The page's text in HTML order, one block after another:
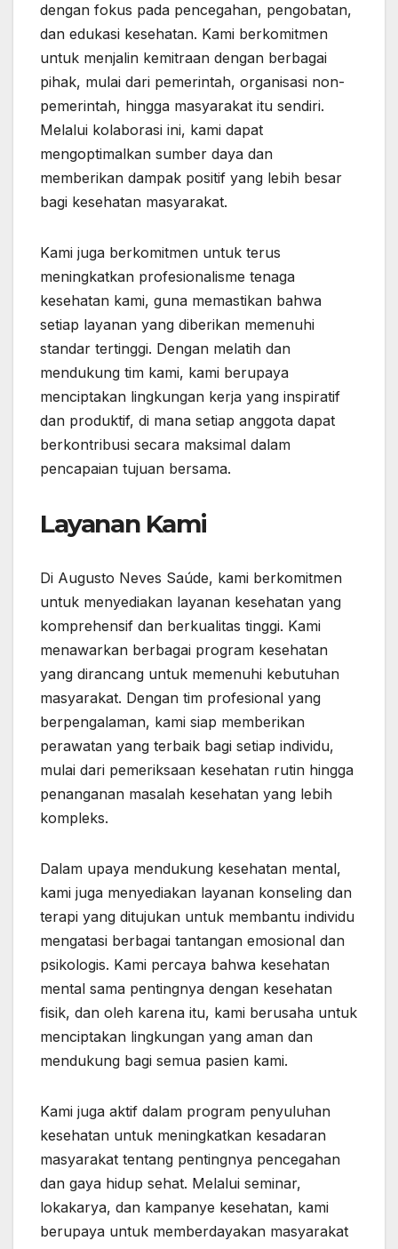
dengan fokus pada pencegahan, pengobatan,
dan edukasi kesehatan. Kami berkomitmen
untuk menjalin kemitraan dengan berbagai
pihak, mulai dari pemerintah, organisasi non-
pemerintah, hingga masyarakat itu sendiri.
Melalui kolaborasi ini, kami dapat
mengoptimalkan sumber daya dan
memberikan dampak positif yang lebih besar
bagi kesehatan masyarakat.
Kami juga berkomitmen untuk terus
meningkatkan profesionalisme tenaga
kesehatan kami, guna memastikan bahwa
setiap layanan yang diberikan memenuhi
standar tertinggi. Dengan melatih dan
mendukung tim kami, kami berupaya
menciptakan lingkungan kerja yang inspiratif
dan produktif, di mana setiap anggota dapat
berkontribusi secara maksimal dalam
pencapaian tujuan bersama.
Layanan Kami
Di Augusto Neves Saúde, kami berkomitmen
untuk menyediakan layanan kesehatan yang
komprehensif dan berkualitas tinggi. Kami
menawarkan berbagai program kesehatan
yang dirancang untuk memenuhi kebutuhan
masyarakat. Dengan tim profesional yang
berpengalaman, kami siap memberikan
perawatan yang terbaik bagi setiap individu,
mulai dari pemeriksaan kesehatan rutin hingga
penanganan masalah kesehatan yang lebih
kompleks.
Dalam upaya mendukung kesehatan mental,
kami juga menyediakan layanan konseling dan
terapi yang ditujukan untuk membantu individu
mengatasi berbagai tantangan emosional dan
psikologis. Kami percaya bahwa kesehatan
mental sama pentingnya dengan kesehatan
fisik, dan oleh karena itu, kami berusaha untuk
menciptakan lingkungan yang aman dan
mendukung bagi semua pasien kami.
Kami juga aktif dalam program penyuluhan
kesehatan untuk meningkatkan kesadaran
masyarakat tentang pentingnya pencegahan
dan gaya hidup sehat. Melalui seminar,
lokakarya, dan kampanye kesehatan, kami
berupaya untuk memberdayakan masyarakat